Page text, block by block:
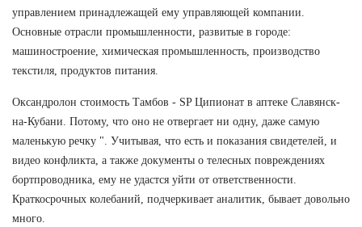
управлением принадлежащей ему управляющей компании.
Основные отрасли промышленности, развитые в городе:
машиностроение, химическая промышленность, производство
текстиля, продуктов питания.
Оксандролон стоимость Тамбов - SP Ципионат в аптеке Славянск-
на-Кубани. Потому, что оно не отвергает ни одну, даже самую
маленькую речку ". Учитывая, что есть и показания свидетелей, и
видео конфликта, а также документы о телесных повреждениях
бортпроводника, ему не удастся уйти от ответственности.
Краткосрочных колебаний, подчеркивает аналитик, бывает довольно
много.